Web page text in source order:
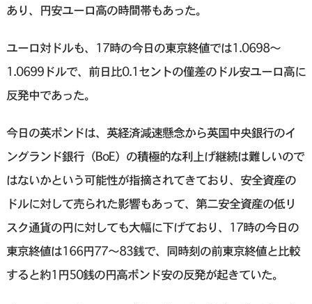
あり、円安ユーロ高の時間帯もあった。
ユーロ対ドルも、17時の今日の東京終値では1.0698～
1.0699ドルで、前日比0.1セントの僅差のドル安ユーロ高に
反発中であった。
今日の英ポンドは、英経済減速懸念から英国中央銀行のイ
ングランド銀行（BoE）の積極的な利上げ継続は難しいので
はないかという可能性が指摘されてきており、安全資産の
ドルに対して売られた影響もあって、第二安全資産の低リ
スク通貨の円に対しても大幅に下げており、17時の今日の
東京終値は166円77〜83銭で、同時刻の前東京終値と比較
すると約1円50銭の円高ポンド安の反発が起きていた。